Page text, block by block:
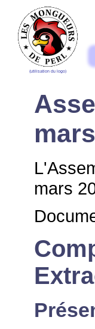
(utilisation du logo)
mars